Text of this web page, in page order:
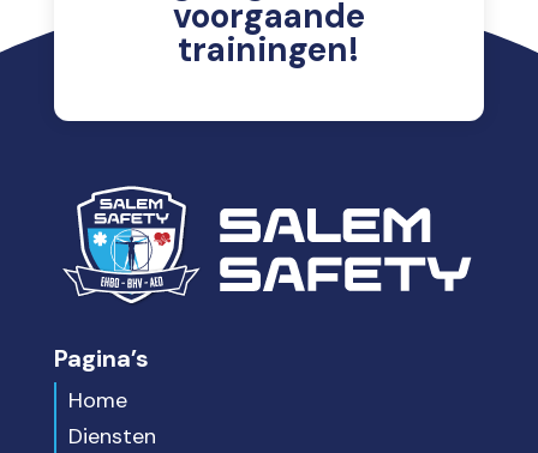
voorgaande
trainingen!
Pagina’s
Home
Diensten